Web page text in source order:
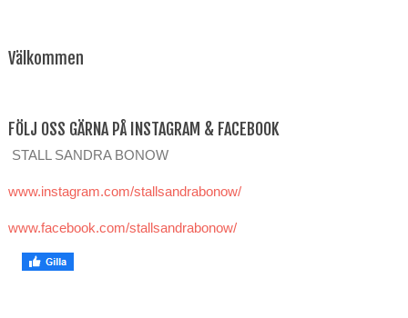
Välkommen
FÖLJ OSS GÄRNA PÅ INSTAGRAM & FACEBOOK
STALL SANDRA BONOW
www.instagram.com/stallsandrabonow/
www.facebook.com/stallsandrabonow/